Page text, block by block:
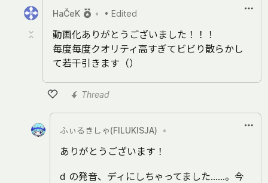
HaČeK
• • Edited
動画化ありがとうございました！！！
毎度毎度クオリティ高すぎてビビり散らかし
て若干引きます（）
Like
Thread
ふぃるきしゃ(FILUKISJA) •
ありがとうございます！
d の発音、ディにしちゃってました……。今